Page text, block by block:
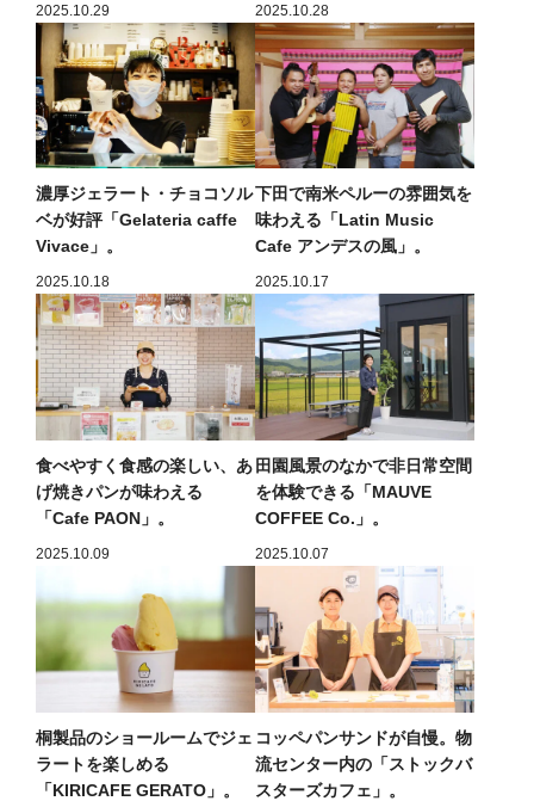
2025.10.29 2025.10.28
濃厚ジェラート・チョコソル
ベが好評「Gelateria caffe
Vivace」。
2025.10.18
下田で南米ペルーの雰囲気を
味わえる「Latin Music
Cafe アンデスの風」。
2025.10.17
食べやすく食感の楽しい、あ
げ焼きパンが味わえる
「Cafe PAON」。
2025.10.09
田園風景のなかで非日常空間
を体験できる「MAUVE
COFFEE Co.」。
2025.10.07
桐製品のショールームでジェ
ラートを楽しめる
「KIRICAFE GERATO」。
コッペパンサンドが自慢。物
流センター内の「ストックバ
スターズカフェ」。